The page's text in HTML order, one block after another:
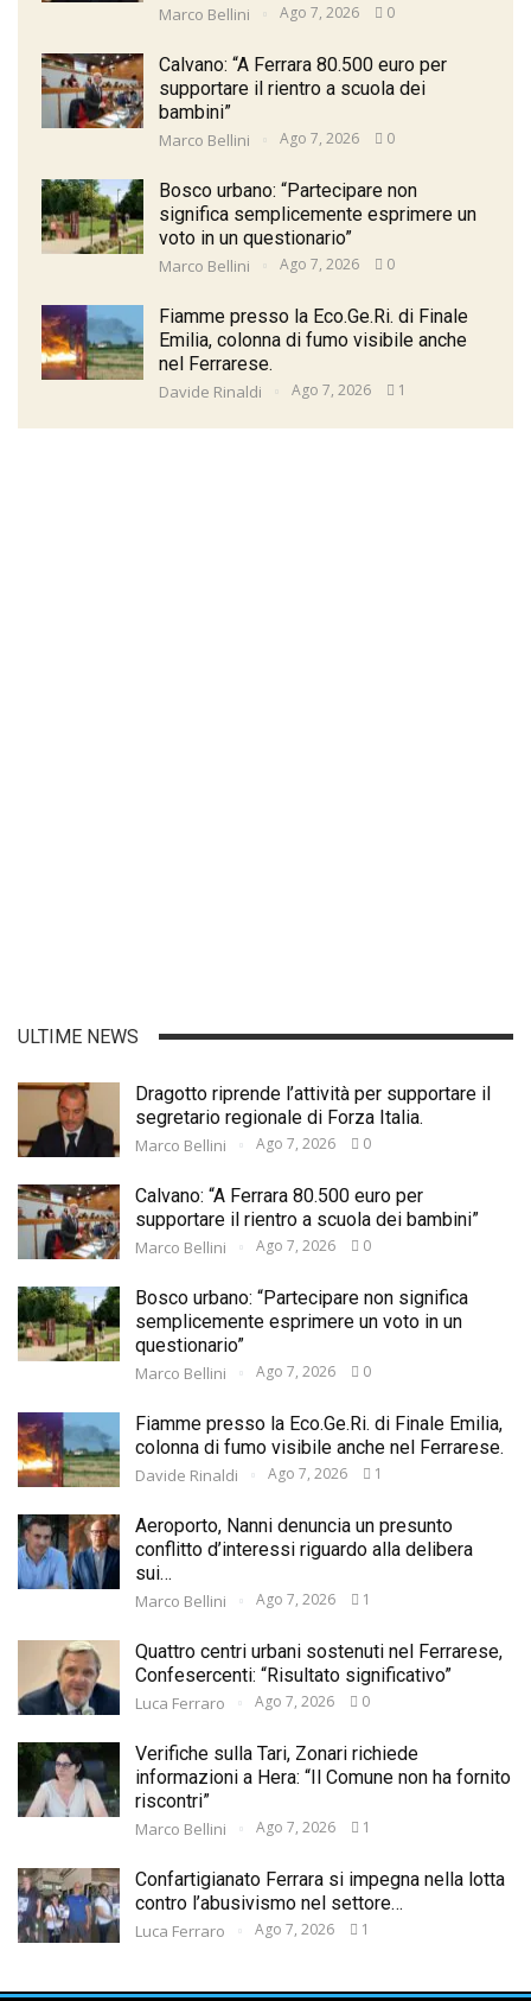
Marco Bellini Ago 7, 2026 0
Calvano: “A Ferrara 80.500 euro per
supportare il rientro a scuola dei
bambini”
Marco Bellini Ago 7, 2026 0
Bosco urbano: “Partecipare non
significa semplicemente esprimere un
voto in un questionario”
Marco Bellini Ago 7, 2026 0
Fiamme presso la Eco.Ge.Ri. di Finale
Emilia, colonna di fumo visibile anche
nel Ferrarese.
Davide Rinaldi Ago 7, 2026 1
ULTIME NEWS
Dragotto riprende l’attività per supportare il
segretario regionale di Forza Italia.
Marco Bellini Ago 7, 2026 0
Calvano: “A Ferrara 80.500 euro per
supportare il rientro a scuola dei bambini”
Marco Bellini Ago 7, 2026 0
Bosco urbano: “Partecipare non significa
semplicemente esprimere un voto in un
questionario”
Marco Bellini Ago 7, 2026 0
Fiamme presso la Eco.Ge.Ri. di Finale Emilia,
colonna di fumo visibile anche nel Ferrarese.
Davide Rinaldi Ago 7, 2026 1
Aeroporto, Nanni denuncia un presunto
conflitto d’interessi riguardo alla delibera
sui…
Marco Bellini Ago 7, 2026 1
Quattro centri urbani sostenuti nel Ferrarese,
Confesercenti: “Risultato significativo”
Luca Ferraro Ago 7, 2026 0
Verifiche sulla Tari, Zonari richiede
informazioni a Hera: “Il Comune non ha fornito
riscontri”
Marco Bellini Ago 7, 2026 1
Confartigianato Ferrara si impegna nella lotta
contro l’abusivismo nel settore…
Luca Ferraro Ago 7, 2026 1